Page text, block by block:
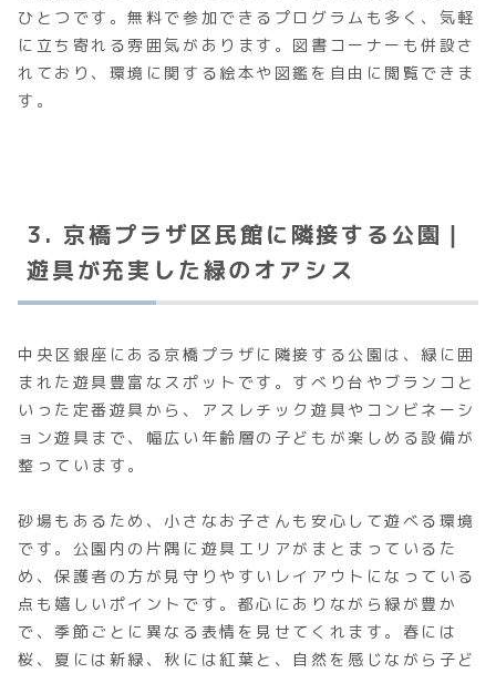
ひとつです。無料で参加できるプログラムも多く、気軽
に立ち寄れる雰囲気があります。図書コーナーも併設さ
れており、環境に関する絵本や図鑑を自由に閲覧できま
す。
3. 京橋プラザ区民館に隣接する公園｜
遊具が充実した緑のオアシス
中央区銀座にある京橋プラザに隣接する公園は、緑に囲
まれた遊具豊富なスポットです。すべり台やブランコと
いった定番遊具から、アスレチック遊具やコンビネーシ
ョン遊具まで、幅広い年齢層の子どもが楽しめる設備が
整っています。
砂場もあるため、小さなお子さんも安心して遊べる環境
です。公園内の片隅に遊具エリアがまとまっているた
め、保護者の方が見守りやすいレイアウトになっている
点も嬉しいポイントです。都心にありながら緑が豊か
で、季節ごとに異なる表情を見せてくれます。春には
桜、夏には新緑、秋には紅葉と、自然を感じながら子ど